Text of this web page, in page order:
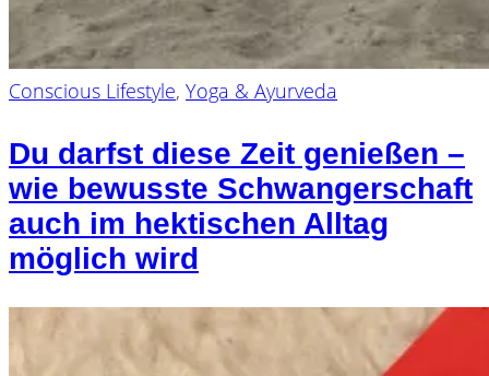
Conscious Lifestyle, Yoga & Ayurveda
Du darfst diese Zeit genießen –
wie bewusste Schwangerschaft
auch im hektischen Alltag
möglich wird